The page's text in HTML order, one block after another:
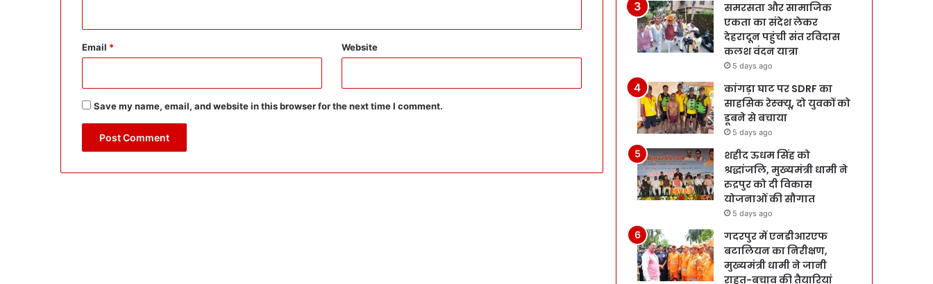
Email * Website
Save my name, email, and website in this browser for the next time I comment.
समरसता और सामाजिक
एकता का संदेश लेकर
देहरादून पहुंची संत रविदास
कलश वंदन यात्रा
5 days ago
कांगड़ा घाट पर SDRF का
साहसिक रेस्क्यू, दो युवकों को
डूबने से बचाया
5 days ago
शहीद ऊधम सिंह को
श्रद्धांजलि, मुख्यमंत्री धामी ने
रुद्रपुर को दी विकास
योजनाओं की सौगात
5 days ago
गदरपुर में एनडीआरएफ
बटालियन का निरीक्षण,
मुख्यमंत्री धामी ने जानी
राहत-बचाव की तैयारियां